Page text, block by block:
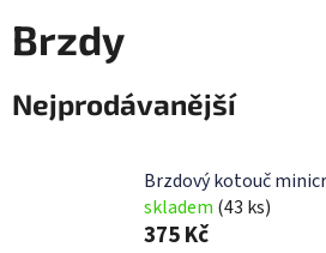
Brzdy
Nejprodávanější
Brzdový kotouč
skladem (43 ks)
375 Kč